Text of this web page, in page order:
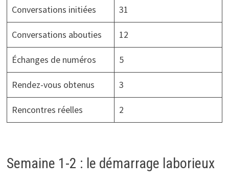
Conversations initiées 31
Conversations abouties 12
Échanges de numéros 5
Rendez-vous obtenus 3
Rencontres réelles 2
Semaine 1-2 : le démarrage laborieux